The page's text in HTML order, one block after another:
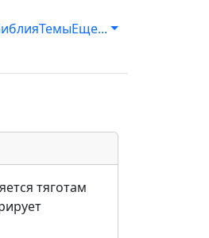
ТемыЕще...
тяготам